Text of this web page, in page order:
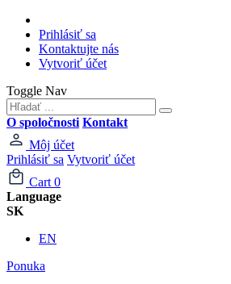
Prihlásiť sa
Kontaktujte nás
Vytvoriť účet
Toggle Nav
O spoločnosti Kontakt
Môj účet
Prihlásiť sa Vytvoriť účet
Cart 0
Language
SK
EN
Ponuka